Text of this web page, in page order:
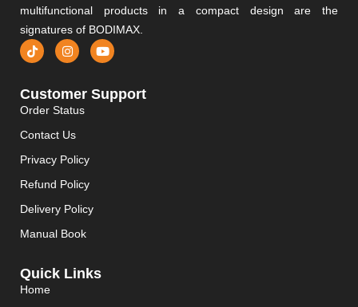
multifunctional products in a compact design are the
signatures of BODIMAX.
Customer Support
Order Status
Contact Us
Privacy Policy
Refund Policy
Delivery Policy
Manual Book
Quick Links
Home